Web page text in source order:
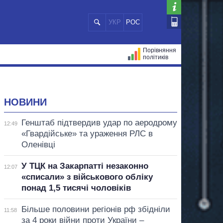
УКР РОС
Порівняння
політиків
НОВИНИ
12:49
Генштаб підтвердив удар по аеродрому
«Гвардійське» та ураження РЛС в
Оленівці
12:07
У ТЦК на Закарпатті незаконно
«списали» з військового обліку
понад 1,5 тисячі чоловіків
11:58
Більше половини регіонів рф збідніли
за 4 роки війни проти України –